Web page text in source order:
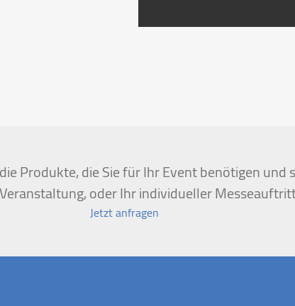
Produkte, die Sie für Ihr Event benötigen
oder Ihr individueller
Jetzt anfragen